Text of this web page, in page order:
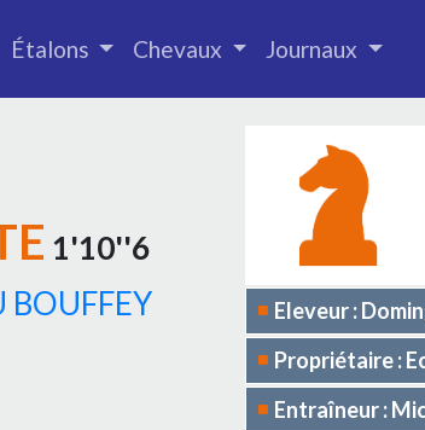
Étalons Chevaux Journaux
1'10''6
BOUFFEY
Eleveur :
Propriétaire :
Entraîneur :